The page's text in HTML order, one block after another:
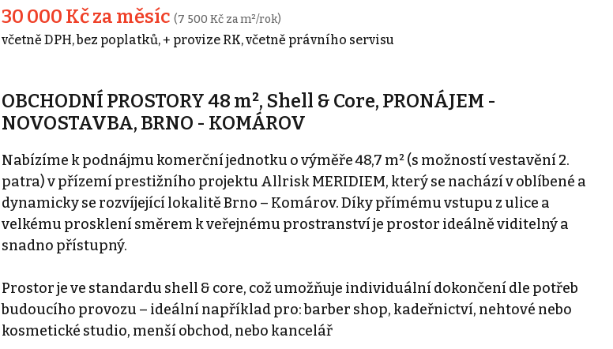
30 000 Kč za měsíc (7 500 Kč za m²/rok)
včetně DPH, bez poplatků, + provize RK, včetně právního servisu
OBCHODNÍ PROSTORY 48 m², Shell & Core, PRONÁJEM -
NOVOSTAVBA, BRNO - KOMÁROV
Nabízíme k podnájmu komerční jednotku o výměře 48,7 m² (s možností vestavění 2.
patra) v přízemí prestižního projektu Allrisk MERIDIEM, který se nachází v oblíbené a
dynamicky se rozvíjející lokalitě Brno – Komárov. Díky přímému vstupu z ulice a
velkému prosklení směrem k veřejnému prostranství je prostor ideálně viditelný a
snadno přístupný.
Prostor je ve standardu shell & core, což umožňuje individuální dokončení dle potřeb
budoucího provozu – ideální například pro: barber shop, kadeřnictví, nehtové nebo
kosmetické studio, menší obchod, nebo kancelář